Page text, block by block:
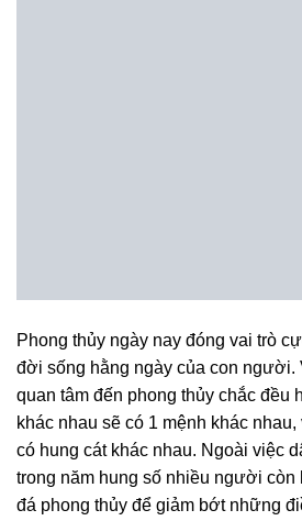
Phong thủy ngày nay đóng vai trò
đời sống hằng ngày của con
quan tâm đến phong thủy chắc đều
khác nhau sẽ có 1 mệnh khác
có hung cát khác nhau. Ngoài việc
trong năm hung số nhiều người còn
đá phong thủy để giảm bớt những